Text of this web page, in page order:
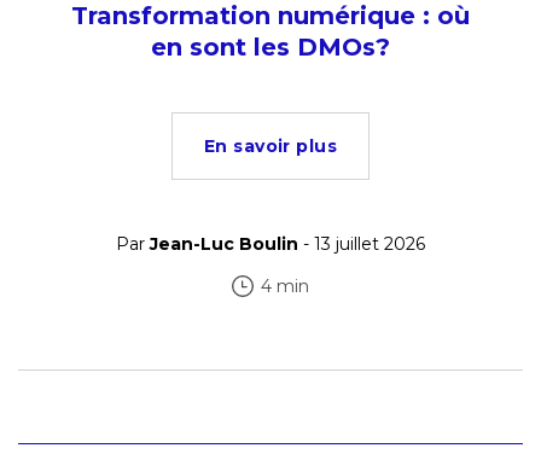
Transformation numérique : où
en sont les DMOs?
En savoir plus
ParJean-Luc Boulin - 13 juillet 2026
4 min